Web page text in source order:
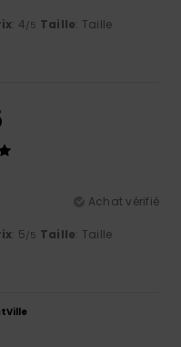
: 4/5 Taille: Taille
Achat vérifié
: 5/5 Taille: Taille